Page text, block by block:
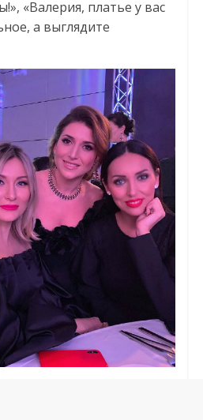
«Валерия, платье у вас
а выглядите